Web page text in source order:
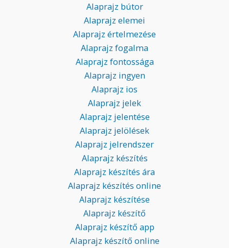
Alaprajz bútor
Alaprajz elemei
Alaprajz értelmezése
Alaprajz fogalma
Alaprajz fontossága
Alaprajz ingyen
Alaprajz ios
Alaprajz jelek
Alaprajz jelentése
Alaprajz jelölések
Alaprajz jelrendszer
Alaprajz készítés
Alaprajz készítés ára
Alaprajz készítés online
Alaprajz készítése
Alaprajz készítő
Alaprajz készítő app
Alaprajz készítő online